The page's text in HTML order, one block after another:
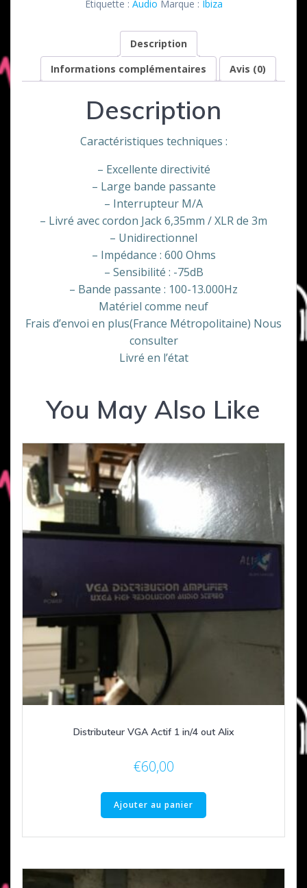
Ibiza
Étiquette : Audio Marque : Ibiza
Description
Informations complémentaires
Avis (0)
Description
Caractéristiques techniques :
– Excellente directivité
– Large bande passante
– Interrupteur M/A
– Livré avec cordon Jack 6,35mm / XLR de 3m
– Unidirectionnel
– Impédance : 600 Ohms
– Sensibilité : -75dB
– Bande passante : 100-13.000Hz
Matériel comme neuf
Frais d’envoi en plus(France Métropolitaine) Nous
consulter
Livré en l’état
You May Also Like
Distributeur VGA Actif 1 in/4 out Alix
€60,00
Ajouter au panier